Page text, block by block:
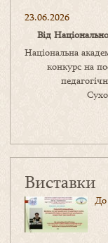
23.06.2026
Від
Національна
конкурс на
Виставки
До